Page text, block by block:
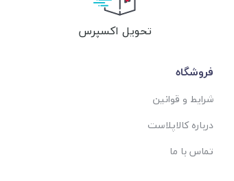
تحویل اکسپرس
فروشگاه
شرایط و قوانین
درباره کالاپلاست
تماس با ما